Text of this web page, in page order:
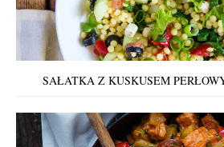
SAŁATKA Z KUSKUSEM